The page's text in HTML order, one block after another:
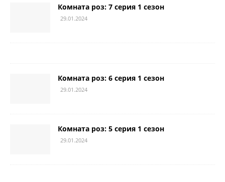
Комната роз: 7 серия 1 сезон
29.01.2024
Комната роз: 6 серия 1 сезон
29.01.2024
Комната роз: 5 серия 1 сезон
29.01.2024